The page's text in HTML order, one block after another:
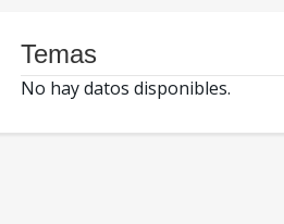
Temas
No hay datos disponibles.